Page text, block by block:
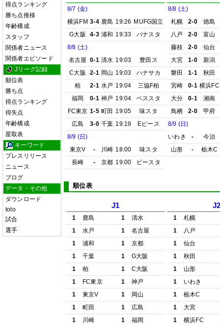
得点ランキング
勝ち点推移
年齢構成
スタッフ
関係者ニュース
関係者エピソード
Jリーグ記録
順位表
勝ち点
得点ランキング
得失点
年齢構成
星取表
キーワード
プレスリリース
ニュース
ブログ
データ・その他
ダウンロード
toto
試合
選手
8/7 (金)
横浜FM 3-4 鹿島 19:26 MUFG国立
G大阪
4-3 浦和 19:33
パナスタ
8/8 (土)
名古屋 0-1 清水 19:03
豊田ス
C大阪
2-1 岡山 19:03
ハナサカ
柏
2-1 水戸 19:04
三協F柏
福岡
0-1 神戸 19:04
ベススタ
FC東京 1-5 町田 19:05
味スタ
広島
3-0 千葉 19:19
Eピース
8/9 (日)
東京V
- 川崎 18:00
味スタ
長崎
- 京都 19:00 ピースタ
8/8 (土)
札幌
2-0
徳島
八戸
2-0
富山
藤枝
2-0
仙台
大宮
1-0
新潟
磐田
1-1
秋田
宮崎
0-1 横浜FC
大分
0-1
湘南
鳥栖
2-0
甲府
8/9 (日)
いわき
-
今治
山形
- 栃木C
順位表
J1
1 鹿島 1
清水
1
水戸 1
名古屋
1
浦和 1
京都
1
千葉 1
G大阪
1
柏 1
C大阪
1
FC東京 1
神戸
1
東京V 1
岡山
1
町田 1
広島
1
川崎 1
福岡
1
札幌
1
八戸
1
仙台
1
秋田
1
山形
1
いわき
1
栃木C
1
大宮
1
横浜FC